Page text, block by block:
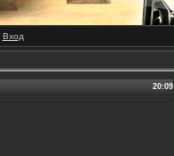
Вход
20:09